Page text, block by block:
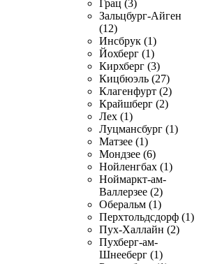
Грац (3)
Зальцбург-Айген
(12)
Инсбрук (1)
Йохберг (1)
Кирхберг (3)
Кицбюэль (27)
Клагенфурт (2)
Крайшберг (2)
Лех (1)
Луцмансбург (1)
Матзее (1)
Мондзее (6)
Нойленгбах (1)
Ноймаркт-ам-
Валлерзее (2)
Оберальм (1)
Перхтольдсдорф (1)
Пух-Халлайн (2)
Пухберг-ам-
Шнееберг (1)